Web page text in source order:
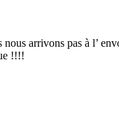
arrivons pas à l’
!!!!